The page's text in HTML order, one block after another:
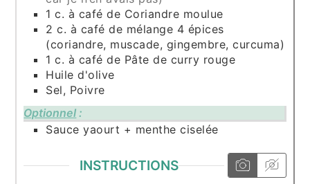
1 c. à café de Coriandre moulue
2 c. à café de mélange 4 épices
(coriandre, muscade, gingembre, curcuma)
1 c. à café de Pâte de curry rouge
Huile d'olive
Sel, Poivre
Optionnel :
Sauce yaourt + menthe ciselée
INSTRUCTIONS